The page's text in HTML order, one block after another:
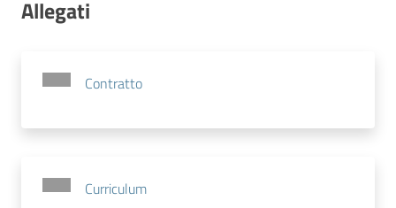
Allegati
Contratto
Curriculum